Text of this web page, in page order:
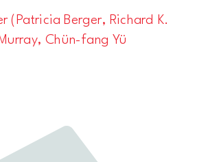
(Patricia Berger, Richard K.
Chün-fang Yü